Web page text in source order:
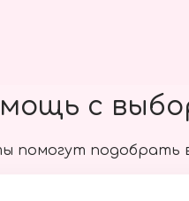
помогут подобрать
с